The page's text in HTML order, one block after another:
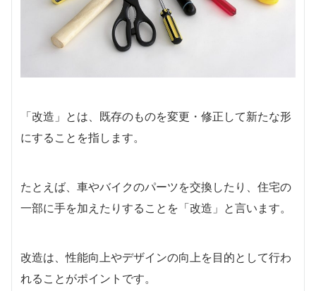
「改造」とは、既存のものを変更・修正して新たな形
にすることを指します。
たとえば、車やバイクのパーツを交換したり、住宅の
一部に手を加えたりすることを「改造」と言います。
改造は、性能向上やデザインの向上を目的として行わ
れることがポイントです。